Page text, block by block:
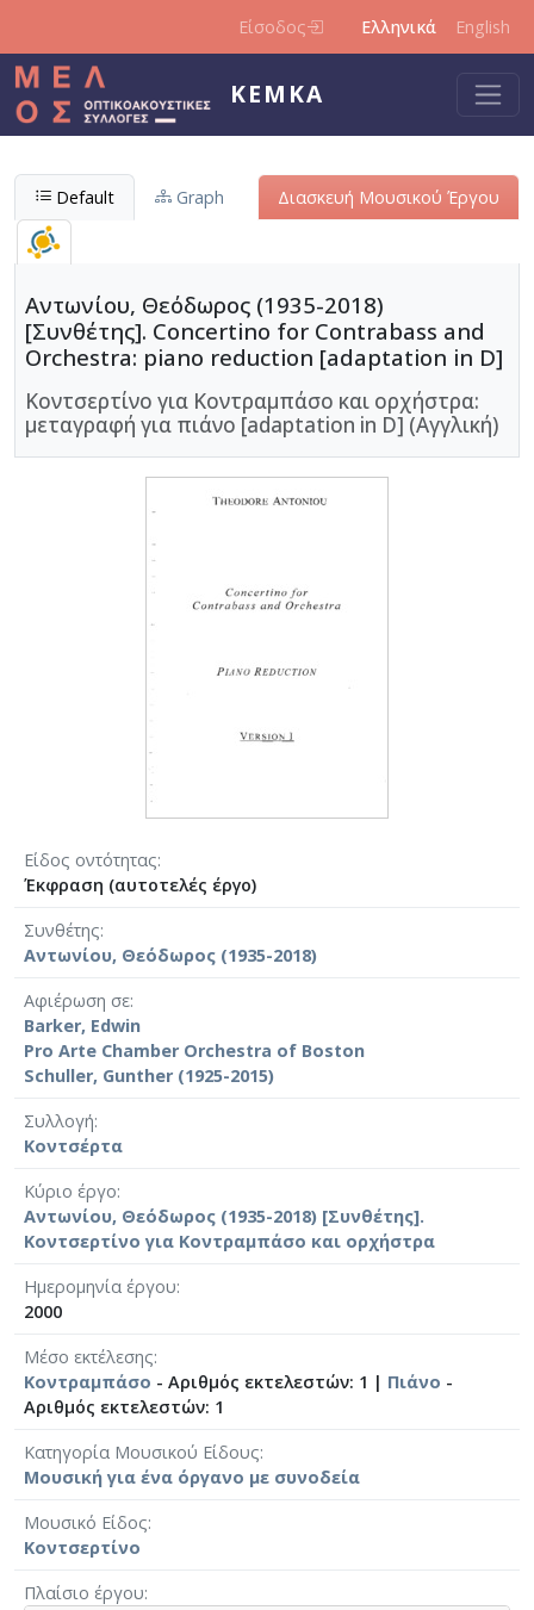
Είσοδος Ελληνικά English
ΚΕΜΚΑ
Default Graph Διασκευή Μουσικού Έργου
Αντωνίου, Θεόδωρος (1935-2018)
[Συνθέτης]. Concertino for Contrabass and
Orchestra: piano reduction [adaptation in D]
Κοντσερτίνο για Κοντραμπάσο και ορχήστρα:
μεταγραφή για πιάνο [adaptation in D] (Αγγλική)
Είδος οντότητας
Έκφραση (αυτοτελές έργο)
Συνθέτης
Αντωνίου, Θεόδωρος (1935-2018)
Αφιέρωση σε
Barker, Edwin
Pro Arte Chamber Orchestra of Boston
Schuller, Gunther (1925-2015)
Συλλογή
Κοντσέρτα
Κύριο έργο
Αντωνίου, Θεόδωρος (1935-2018) [Συνθέτης].
Κοντσερτίνο για Κοντραμπάσο και ορχήστρα
Ημερομηνία έργου
2000
Μέσο εκτέλεσης
Κοντραμπάσο - Αριθμός εκτελεστών: 1 | Πιάνο -
Αριθμός εκτελεστών: 1
Κατηγορία Μουσικού Είδους
Μουσική για ένα όργανο με συνοδεία
Μουσικό Είδος
Κοντσερτίνο
Πλαίσιο έργου